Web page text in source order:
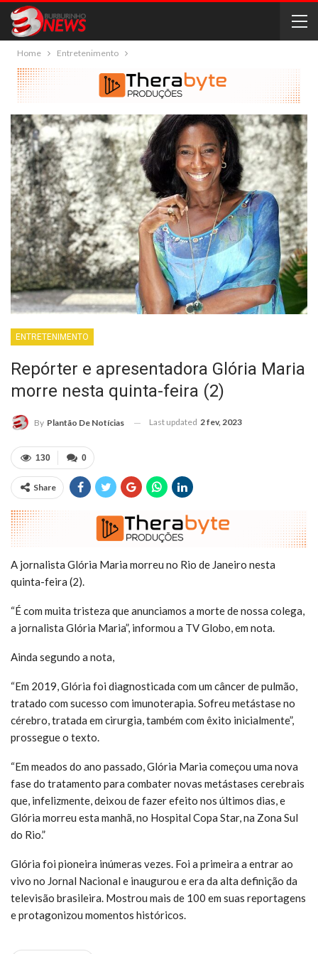
Home Entretenimento
ENTRETENIMENTO
Repórter e apresentadora Glória Maria
morre nesta quinta-feira (2)
By Plantão De Notícias Last updated 2 fev, 2023
0
130
Share
A jornalista Glória Maria morreu no Rio de Janeiro nesta
quinta-feira (2).
“É com muita tristeza que anunciamos a morte de nossa colega,
a jornalista Glória Maria”, informou a TV Globo, em nota.
Ainda segundo a nota,
“Em 2019, Glória foi diagnosticada com um câncer de pulmão,
tratado com sucesso com imunoterapia. Sofreu metástase no
cérebro, tratada em cirurgia, também com êxito inicialmente”,
prossegue o texto.
“Em meados do ano passado, Glória Maria começou uma nova
fase do tratamento para combater novas metástases cerebrais
que, infelizmente, deixou de fazer efeito nos últimos dias, e
Glória morreu esta manhã, no Hospital Copa Star, na Zona Sul
do Rio.”
Glória foi pioneira inúmeras vezes. Foi a primeira a entrar ao
vivo no Jornal Nacional e inaugurou e era da alta definição da
televisão brasileira. Mostrou mais de 100 em suas reportagens
e protagonizou momentos históricos.